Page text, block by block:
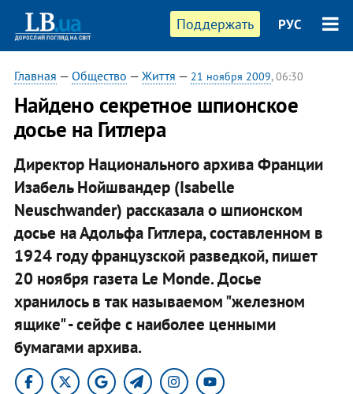
Поддержать РУС
Главная — Общество — Життя — 21 ноября 2009, 06:30
Найдено секретное шпионское
досье на Гитлера
Директор Национального архива Франции
Изабель Нойшвандер (Isabelle
Neuschwander) рассказала о шпионском
досье на Адольфа Гитлера, составленном в
1924 году французской разведкой, пишет
20 ноября газета Le Monde. Досье
хранилось в так называемом "железном
ящике" - сейфе с наиболее ценными
бумагами архива.